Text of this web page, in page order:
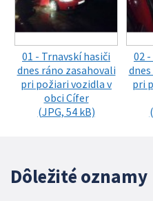
01 - Trnavskí hasiči
dnes ráno zasahovali
pri požiari vozidla v
obci Cífer
(JPG, 54 kB)
02
pri
Dôležité oznamy